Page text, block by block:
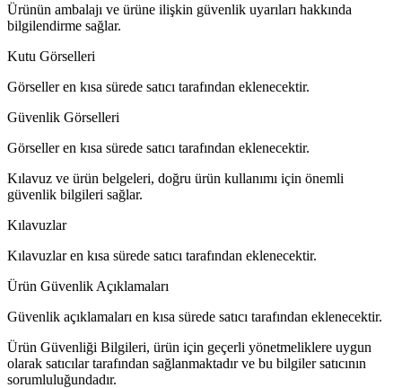
Ürünün ambalajı ve ürüne ilişkin güvenlik uyarıları hakkında
bilgilendirme sağlar.
Kutu Görselleri
Görseller en kısa sürede satıcı tarafından eklenecektir.
Güvenlik Görselleri
Görseller en kısa sürede satıcı tarafından eklenecektir.
Kılavuz ve ürün belgeleri, doğru ürün kullanımı için önemli
güvenlik bilgileri sağlar.
Kılavuzlar
Kılavuzlar en kısa sürede satıcı tarafından eklenecektir.
Ürün Güvenlik Açıklamaları
Güvenlik açıklamaları en kısa sürede satıcı tarafından eklenecektir.
Ürün Güvenliği Bilgileri, ürün için geçerli yönetmeliklere uygun
olarak satıcılar tarafından sağlanmaktadır ve bu bilgiler satıcının
sorumluluğundadır.